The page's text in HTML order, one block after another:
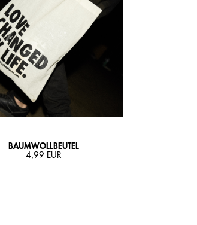
BAUMWOLLBEUTEL
4,99 EUR